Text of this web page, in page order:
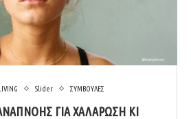
Slider ΣΥΜΒΟΥΛΕΣ
ΓΙΑ ΧΑΛΆΡΩΣΗ ΚΙ